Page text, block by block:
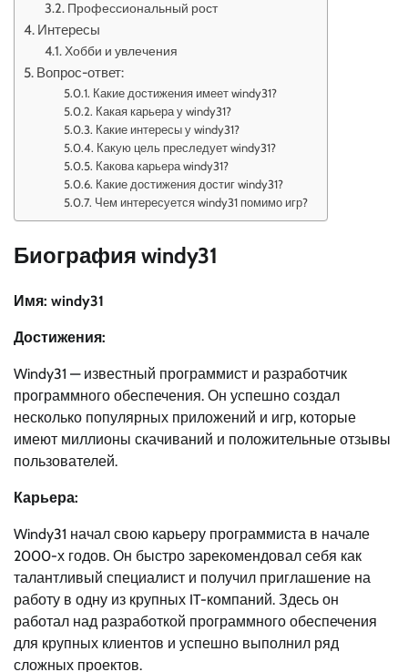
Профессиональный рост
Интересы
Хобби и увлечения
Вопрос-ответ:
Какие достижения имеет windy31?
Какая карьера у windy31?
Какие интересы у windy31?
Какую цель преследует windy31?
Какова карьера windy31?
Какие достижения достиг windy31?
Чем интересуется windy31 помимо игр?
Биография windy31
Имя: windy31
Достижения:
Windy31 — известный программист и разработчик
программного обеспечения. Он успешно создал
несколько популярных приложений и игр, которые
имеют миллионы скачиваний и положительные отзывы
пользователей.
Карьера:
Windy31 начал свою карьеру программиста в начале
2000-х годов. Он быстро зарекомендовал себя как
талантливый специалист и получил приглашение на
работу в одну из крупных IT-компаний. Здесь он
работал над разработкой программного обеспечения
для крупных клиентов и успешно выполнил ряд
сложных проектов.